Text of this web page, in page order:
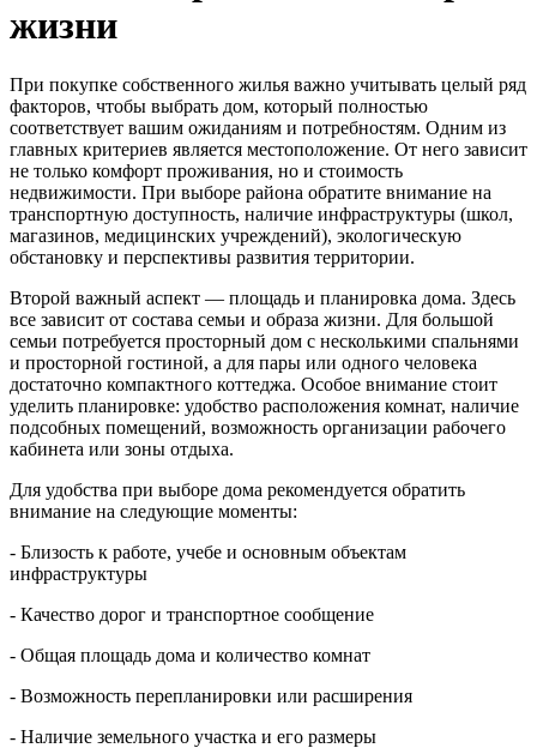
жизни
При покупке собственного жилья важно учитывать целый ряд
факторов, чтобы выбрать дом, который полностью
соответствует вашим ожиданиям и потребностям. Одним из
главных критериев является местоположение. От него зависит
не только комфорт проживания, но и стоимость
недвижимости. При выборе района обратите внимание на
транспортную доступность, наличие инфраструктуры (школ,
магазинов, медицинских учреждений), экологическую
обстановку и перспективы развития территории.
Второй важный аспект — площадь и планировка дома. Здесь
все зависит от состава семьи и образа жизни. Для большой
семьи потребуется просторный дом с несколькими спальнями
и просторной гостиной, а для пары или одного человека
достаточно компактного коттеджа. Особое внимание стоит
уделить планировке: удобство расположения комнат, наличие
подсобных помещений, возможность организации рабочего
кабинета или зоны отдыха.
Для удобства при выборе дома рекомендуется обратить
внимание на следующие моменты:
- Близость к работе, учебе и основным объектам
инфраструктуры
- Качество дорог и транспортное сообщение
- Общая площадь дома и количество комнат
- Возможность перепланировки или расширения
- Наличие земельного участка и его размеры